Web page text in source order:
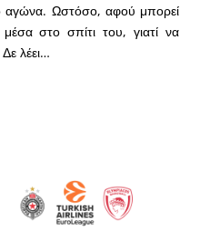
Ωστόσο, αφού μπορεί
στο σπίτι του, γιατί να
λέει…